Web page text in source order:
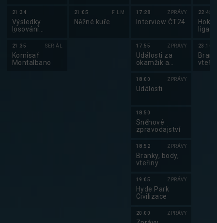
zasloužím
21:34
Výsledky
losování
Euromiliony
21:35 SERIÁL
Komisař
Montalbano
21:05 FILM
Něžné kuře
17:28 ZPRÁVY
Interview ČT24
17:55 ZPRÁVY
Události za
okamžik a
18:00 ZPRÁVY
Události
18:50
Sněhové
zpravodajství
18:52 ZPRÁVY
Branky, body,
vteřiny
19:05 ZPRÁVY
Hyde Park
Civilizace
20:00 ZPRÁVY
22:45
liga
23:10